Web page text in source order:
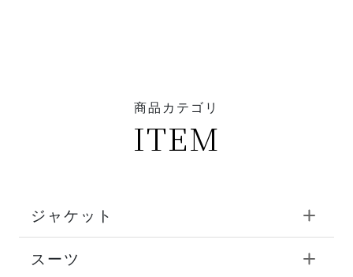
商品カテゴリ
ITEM
ジャケット
スーツ